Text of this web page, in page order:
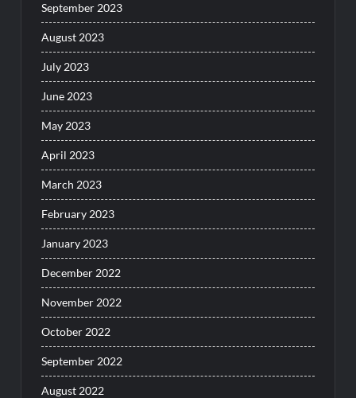
September 2023
August 2023
July 2023
June 2023
May 2023
April 2023
March 2023
February 2023
January 2023
December 2022
November 2022
October 2022
September 2022
August 2022